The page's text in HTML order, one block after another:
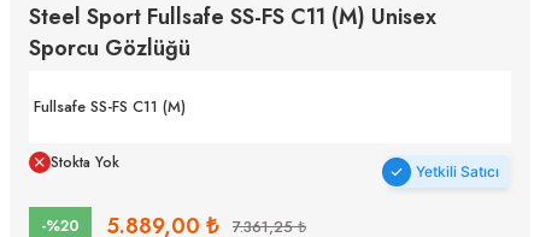
Steel Sport Fullsafe SS-FS C11 (M) Unisex
Sporcu Gözlüğü
Fullsafe SS-FS C11 (M)
Stokta Yok Yetkili Satıcı
-%20 5.889,00 ₺ 7.361,25 ₺